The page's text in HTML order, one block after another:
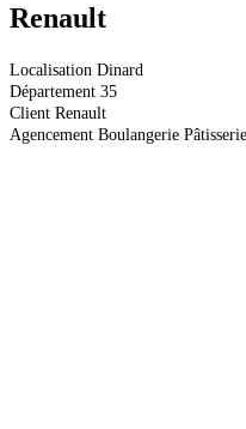
Renault
Localisation Dinard
Département 35
Client Renault
Agencement Boulangerie Pâtisserie